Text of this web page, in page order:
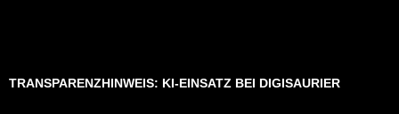
TRANSPARENZHINWEIS: KI-EINSATZ BEI DIGISAURIER